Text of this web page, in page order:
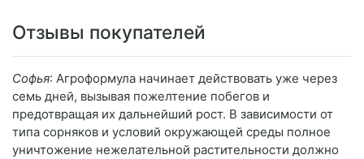
Отзывы покупателей
Софья: Агроформула начинает действовать уже через
семь дней, вызывая пожелтение побегов и
предотвращая их дальнейший рост. В зависимости от
типа сорняков и условий окружающей среды полное
уничтожение нежелательной растительности должно